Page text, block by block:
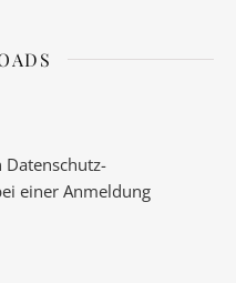
Datenschutz-
einer Anmeldung